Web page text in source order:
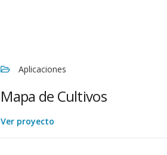
Aplicaciones
Mapa de Cultivos
Ver proyecto